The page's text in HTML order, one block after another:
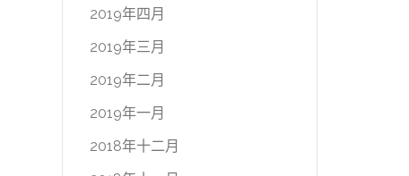
2019年四月
2019年三月
2019年二月
2019年一月
2018年十二月